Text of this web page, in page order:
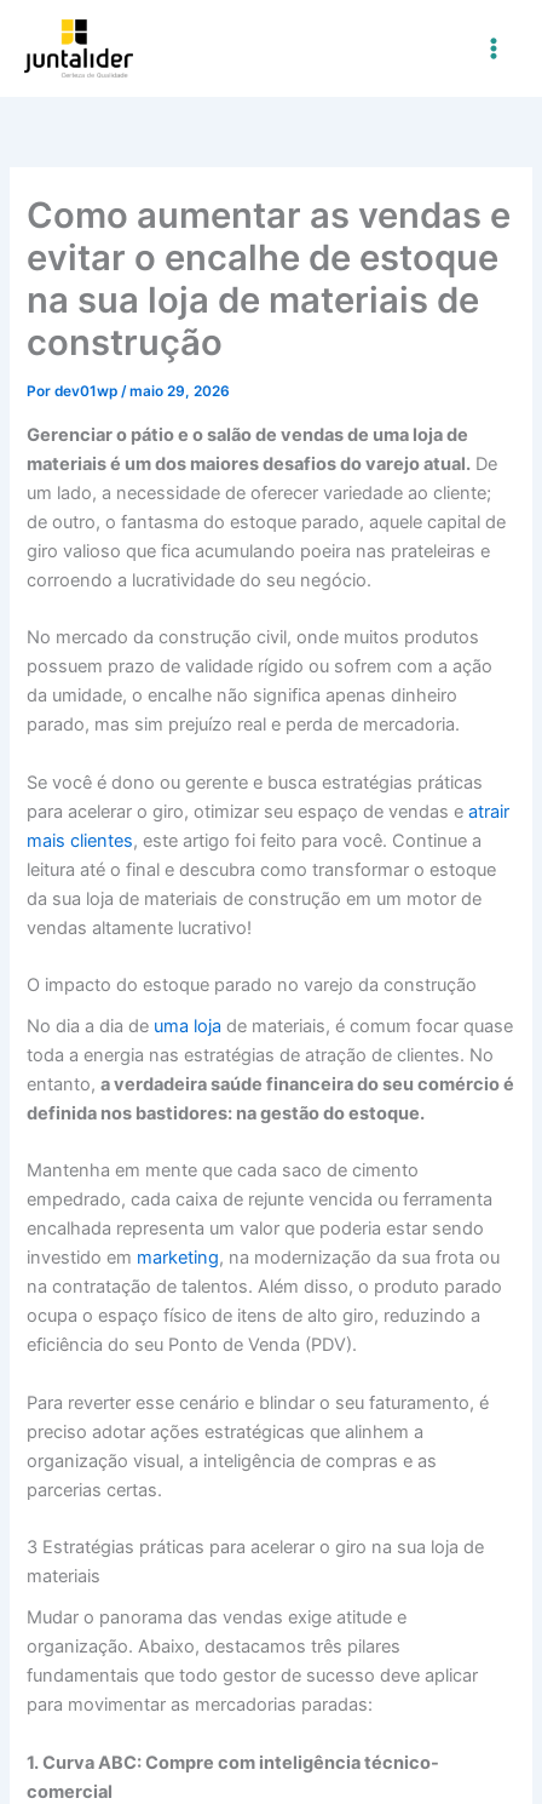
Como aumentar as vendas e
evitar o encalhe de estoque
na sua loja de materiais de
construção
Pordev01wp/maio 29, 2026
Gerenciar o pátio e o salão de vendas de uma loja de
materiais é um dos maiores desafios do varejo atual. De
um lado, a necessidade de oferecer variedade ao cliente;
de outro, o fantasma do estoque parado, aquele capital de
giro valioso que fica acumulando poeira nas prateleiras e
corroendo a lucratividade do seu negócio.
No mercado da construção civil, onde muitos produtos
possuem prazo de validade rígido ou sofrem com a ação
da umidade, o encalhe não significa apenas dinheiro
parado, mas sim prejuízo real e perda de mercadoria.
Se você é dono ou gerente e busca estratégias práticas
para acelerar o giro, otimizar seu espaço de vendas eatrair
mais clientes, este artigo foi feito para você. Continue a
leitura até o final e descubra como transformar o estoque
da sua loja de materiais de construção em um motor de
vendas altamente lucrativo!
O impacto do estoque parado no varejo da construção
No dia a dia de uma loja de materiais, é comum focar quase
toda a energia nas estratégias de atração de clientes. No
entanto,a verdadeira saúde financeira do seu comércio é
definida nos bastidores: na gestão do estoque.
Mantenha em mente que cada saco de cimento
empedrado, cada caixa de rejunte vencida ou ferramenta
encalhada representa um valor que poderia estar sendo
investido em marketing, na modernização da sua frota ou
na contratação de talentos. Além disso, o produto parado
ocupa o espaço físico de itens de alto giro, reduzindo a
eficiência do seu Ponto de Venda (PDV).
Para reverter esse cenário e blindar o seu faturamento, é
preciso adotar ações estratégicas que alinhem a
organização visual, a inteligência de compras e as
parcerias certas.
3 Estratégias práticas para acelerar o giro na sua loja de
materiais
Mudar o panorama das vendas exige atitude e
organização. Abaixo, destacamos três pilares
fundamentais que todo gestor de sucesso deve aplicar
para movimentar as mercadorias paradas:
1. Curva ABC: Compre com inteligência técnico-
comercial